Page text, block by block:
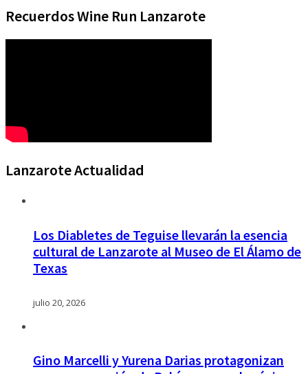
Recuerdos Wine Run Lanzarote
Lanzarote Actualidad
Los Diabletes de Teguise llevarán la esencia
cultural de Lanzarote al Museo de El Álamo de
Texas
julio 20, 2026
Gino Marcelli y Yurena Darias protagonizan